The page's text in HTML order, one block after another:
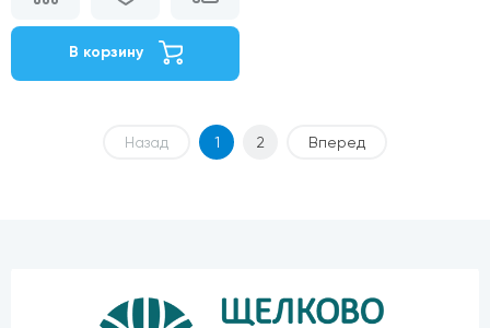
В корзину
Назад 1 2 Вперед